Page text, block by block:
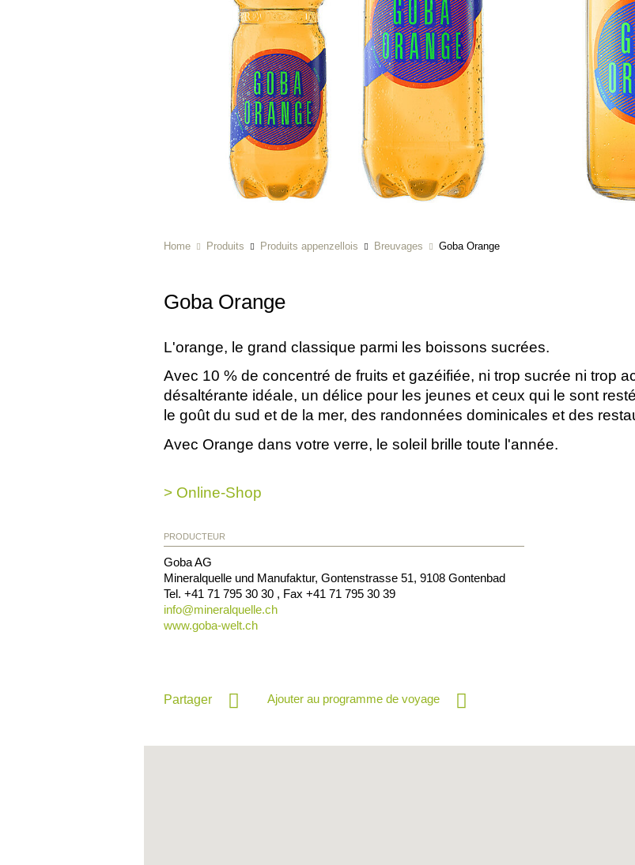
Home Produits Produits appenzellois Breuvages Goba Orange
Goba Orange
L'orange, le grand classique parmi les boissons sucrées.
Avec 10 % de concentré de fruits et gazéifiée, ni trop sucrée ni trop
désaltérante idéale, un délice pour les jeunes et ceux qui le sont
le goût du sud et de la mer, des randonnées dominicales et des
Avec Orange dans votre verre, le soleil brille toute l'année.
> Online-Shop
PRODUCTEUR
Goba AG
Mineralquelle und Manufaktur, Gontenstrasse 51, 9108 Gontenbad
Tel. +41 71 795 30 30 , Fax +41 71 795 30 39
info@mineralquelle.ch
www.goba-welt.ch
Partager Ajouter au programme de voyage